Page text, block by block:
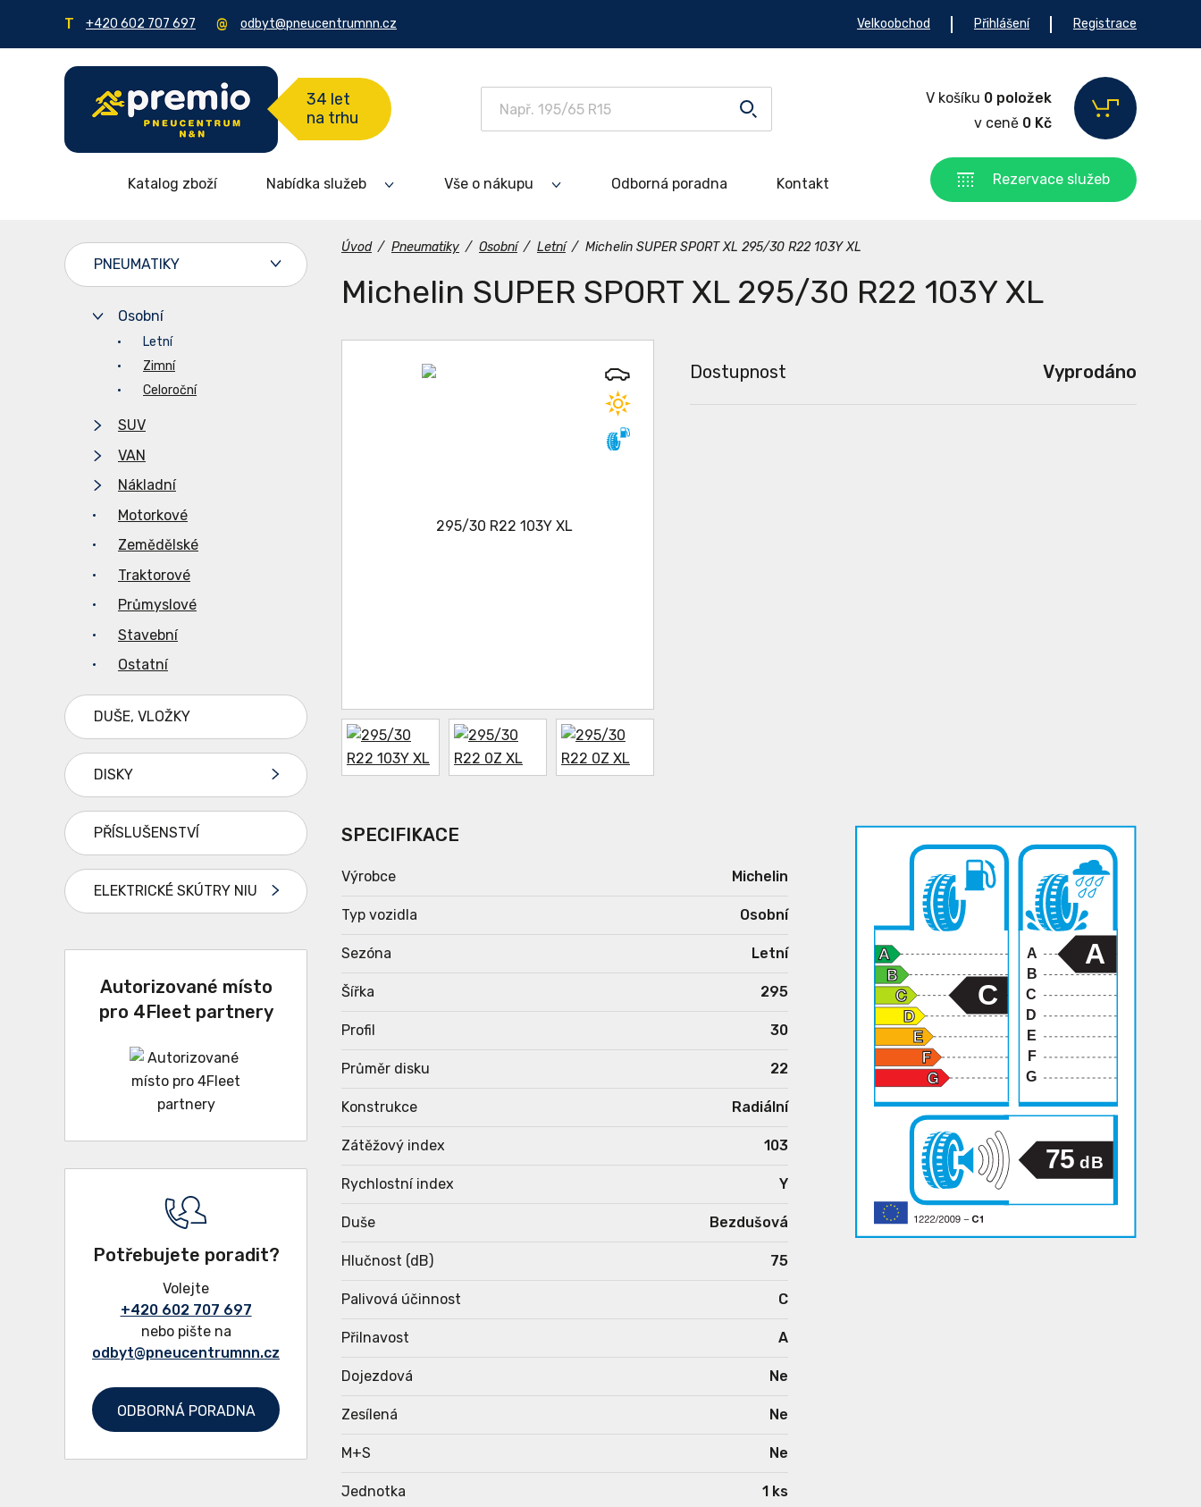
+420 602 707 697 odbyt@pneucentrumnn.cz Velkoobchod Přihlášení Registrace
34 let
na trhu
V košíku 0 položek
v ceně 0 Kč
Katalog zboží Nabídka služeb Vše o nákupu Odborná poradna Kontakt Rezervace služeb
Úvod / Pneumatiky / Osobní / Letní / Michelin SUPER SPORT XL 295/30 R22 103Y XL
Michelin SUPER SPORT XL 295/30 R22 103Y XL
Dostupnost Vyprodáno
SPECIFIKACE
Výrobce Michelin
Typ vozidla Osobní
Sezóna Letní
Šířka 295
Profil 30
Průměr disku 22
Konstrukce Radiální
Zátěžový index 103
Rychlostní index Y
Duše Bezdušová
Hlučnost (dB) 75
Palivová účinnost C
Přilnavost A
Dojezdová Ne
Zesílená Ne
M+S Ne
Jednotka 1 ks
A
B
C
D
E
F
G
75 dB
C
A
PNEUMATIKY
Osobní
Letní
Zimní
Celoroční
SUV
VAN
Nákladní
Motorkové
Zemědělské
Traktorové
Průmyslové
Stavební
Ostatní
DUŠE, VLOŽKY
DISKY
PŘÍSLUŠENSTVÍ
ELEKTRICKÉ SKÚTRY NIU
Autorizované místo
pro 4Fleet partnery
Potřebujete poradit?
Volejte
+420 602 707 697
nebo pište na
odbyt@pneucentrumnn.cz
ODBORNÁ PORADNA